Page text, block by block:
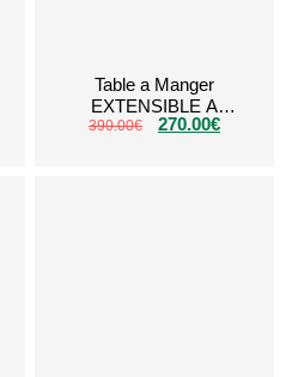
Table a Manger
EXTENSIBLE A
RALLONGE Noir
390.00€ 270.00€